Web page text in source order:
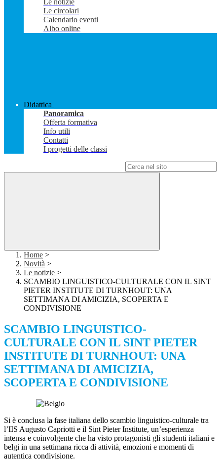
Le notizie
Le circolari
Calendario eventi
Albo online
Didattica
Panoramica
Offerta formativa
Info utili
Contatti
I progetti delle classi
Home >
Novità >
Le notizie >
SCAMBIO LINGUISTICO-CULTURALE CON IL SINT
PIETER INSTITUTE DI TURNHOUT: UNA
SETTIMANA DI AMICIZIA, SCOPERTA E
CONDIVISIONE
SCAMBIO LINGUISTICO-
CULTURALE CON IL SINT PIETER
INSTITUTE DI TURNHOUT: UNA
SETTIMANA DI AMICIZIA,
SCOPERTA E CONDIVISIONE
Si è conclusa la fase italiana dello scambio linguistico-culturale tra
l’IIS Augusto Capriotti e il Sint Pieter Institute, un’esperienza
intensa e coinvolgente che ha visto protagonisti gli studenti italiani e
belgi in una settimana ricca di attività, emozioni e momenti di
autentica condivisione.